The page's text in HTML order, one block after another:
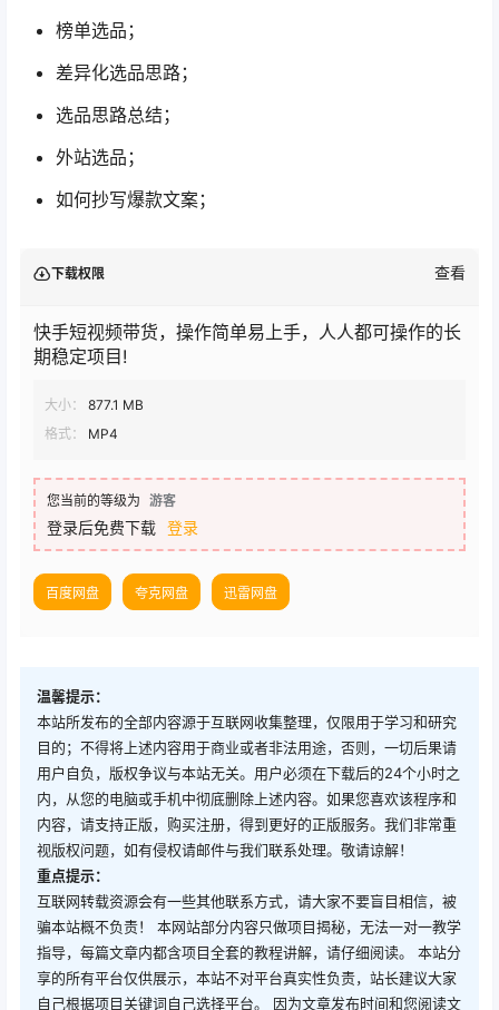
榜单选品；
差异化选品思路；
选品思路总结；
外站选品；
如何抄写爆款文案；
下载权限 查看
快手短视频带货，操作简单易上手，人人都可操作的长
期稳定项目!
大小：
877.1 MB
格式：
MP4
您当前的等级为 游客
登录后免费下载 登录
百度网盘 夸克网盘 迅雷网盘
温馨提示：
本站所发布的全部内容源于互联网收集整理，仅限用于学习和研究
目的；不得将上述内容用于商业或者非法用途，否则，一切后果请
用户自负，版权争议与本站无关。用户必须在下载后的24个小时之
内，从您的电脑或手机中彻底删除上述内容。如果您喜欢该程序和
内容，请支持正版，购买注册，得到更好的正版服务。我们非常重
视版权问题，如有侵权请邮件与我们联系处理。敬请谅解！
重点提示：
互联网转载资源会有一些其他联系方式，请大家不要盲目相信，被
骗本站概不负责！ 本网站部分内容只做项目揭秘，无法一对一教学
指导，每篇文章内都含项目全套的教程讲解，请仔细阅读。 本站分
享的所有平台仅供展示，本站不对平台真实性负责，站长建议大家
自己根据项目关键词自己选择平台。 因为文章发布时间和您阅读文